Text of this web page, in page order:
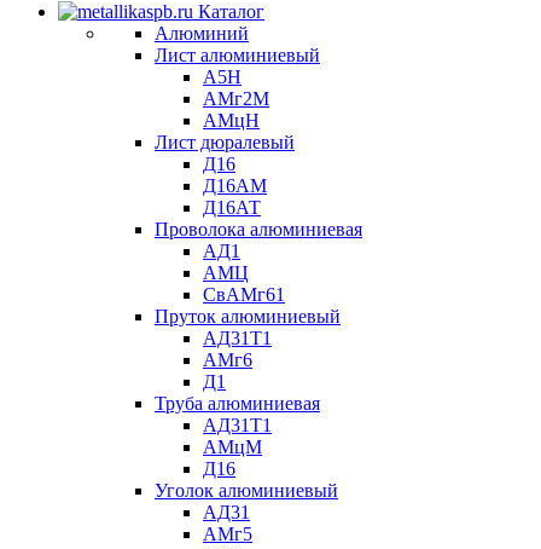
Каталог
Алюминий
Лист алюминиевый
А5Н
АМг2М
АМцН
Лист дюралевый
Д16
Д16АМ
Д16АТ
Проволока алюминиевая
АД1
АМЦ
СвАМг61
Пруток алюминиевый
АД31Т1
АМг6
Д1
Труба алюминиевая
АД31Т1
АМцМ
Д16
Уголок алюминиевый
АД31
АМг5